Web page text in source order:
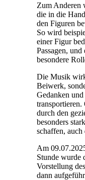
Zum Anderen
die in die
den Figuren
So wird
einer Figur
Passagen,
besondere
Die Musik
Beiwerk,
Gedanken
transportieren.
durch den
besonders
schaffen, auch
Am
Stunde wurde
Vorstellung
dann